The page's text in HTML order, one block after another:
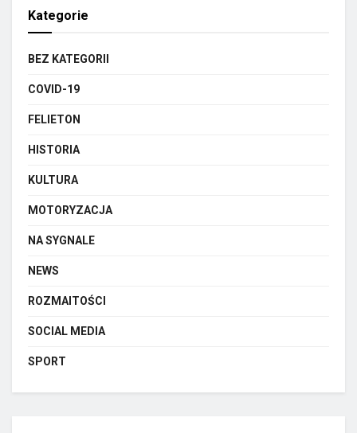
Kategorie
BEZ KATEGORII
COVID-19
FELIETON
HISTORIA
KULTURA
MOTORYZACJA
NA SYGNALE
NEWS
ROZMAITOŚCI
SOCIAL MEDIA
SPORT